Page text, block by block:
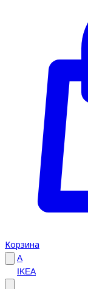
Корзина
A
IKEA